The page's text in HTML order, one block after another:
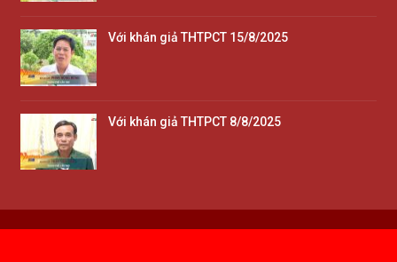
Với khán giả THTPCT 15/8/2025
Với khán giả THTPCT 8/8/2025